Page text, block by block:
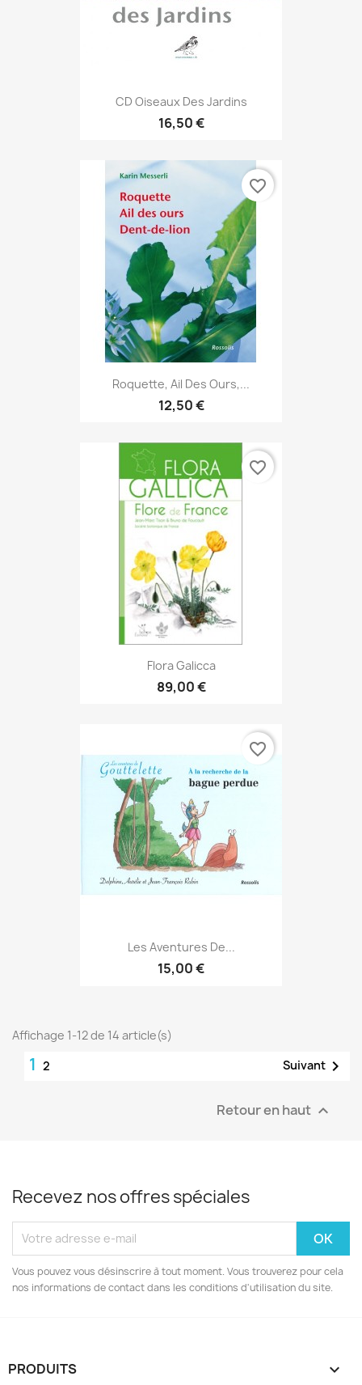
CD Oiseaux Des Jardins
16,50 €
Roquette, Ail Des Ours,...
12,50 €
favorite_border
Flora Galicca
89,00 €
favorite_border
Les Aventures De...
15,00 €
favorite_border
Affichage 1-12 de 14 article(s)
1 2 Suivant 
Retour en haut 
Recevez nos offres spéciales
Vous pouvez vous désinscrire à tout moment. Vous trouverez pour cela
nos informations de contact dans les conditions d'utilisation du site.
PRODUITS 